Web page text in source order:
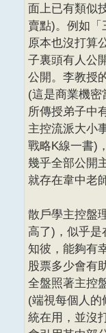
面上已有類似
賣點)。例如
原本也沒打算
子裏頭有人公
公開。李教授
(這是商業機密
所傳授弟子中
主控流派大小
戰略K線一書)
幾乎全部公開
就存在韋中老
散戶學主控盤
高了)，似乎是
知彼，能夠有
股票多少會有
全盤照著主控
(端視每個人的
統在用，並沒